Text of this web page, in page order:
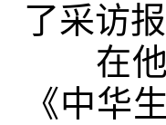
了采访报
在他
《中华